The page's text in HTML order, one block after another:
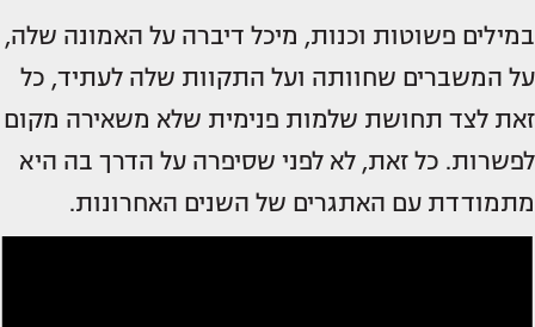
במילים פשוטות וכנות, מיכל דיברה על האמונה שלה,
על המשברים שחוותה ועל התקוות שלה לעתיד, כל
זאת לצד תחושת שלמות פנימית שלא משאירה מקום
לפשרות. כל זאת, לא לפני שסיפרה על הדרך בה היא
מתמודדת עם האתגרים של השנים האחרונות.